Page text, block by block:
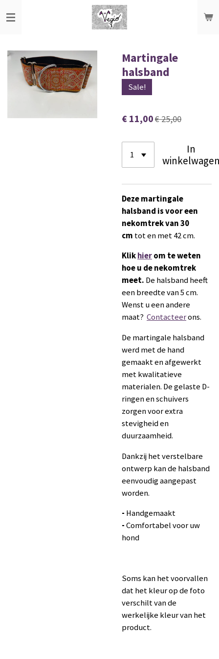
direct
hoofdinhoud
Martingale
halsband
Sale!
€ 11,00€ 25,00
In
Deze martingale
halsband is voor een
nekomtrek van 30
cm tot en met 42 cm.
Klikhierom te weten
hoe u de nekomtrek
meet. De halsband heeft
een breedte van 5 cm.
Wenst u een andere
maat? Contacteerons.
De martingale halsband
werd met de hand
gemaakt en afgewerkt
met kwalitatieve
materialen. De gelaste D-
ringen en schuivers
zorgen voor extra
stevigheid en
duurzaamheid.
Dankzij het verstelbare
ontwerp kan de halsband
eenvoudig aangepast
worden.
- Handgemaakt
-Comfortabel voor uw
hond
Soms kan het voorvallen
dat het kleur op de foto
verschilt van de
werkelijke kleur van het
product.